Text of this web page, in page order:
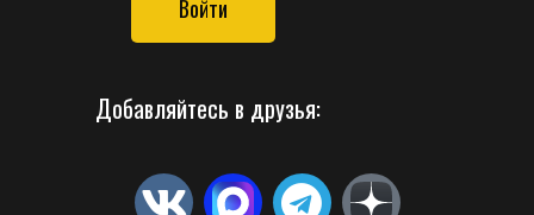
Войти
Добавляйтесь в друзья: